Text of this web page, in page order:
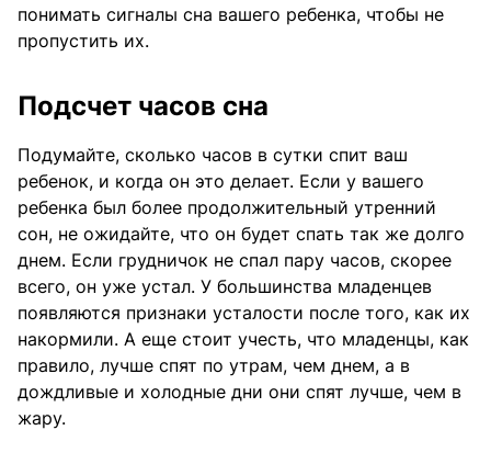
понимать сигналы сна вашего ребенка, чтобы не
пропустить их.
Подсчет часов сна
Подумайте, сколько часов в сутки спит ваш
ребенок, и когда он это делает. Если у вашего
ребенка был более продолжительный утренний
сон, не ожидайте, что он будет спать так же долго
днем. Если грудничок не спал пару часов, скорее
всего, он уже устал. У большинства младенцев
появляются признаки усталости после того, как их
накормили. А еще стоит учесть, что младенцы, как
правило, лучше спят по утрам, чем днем, а в
дождливые и холодные дни они спят лучше, чем в
жару.